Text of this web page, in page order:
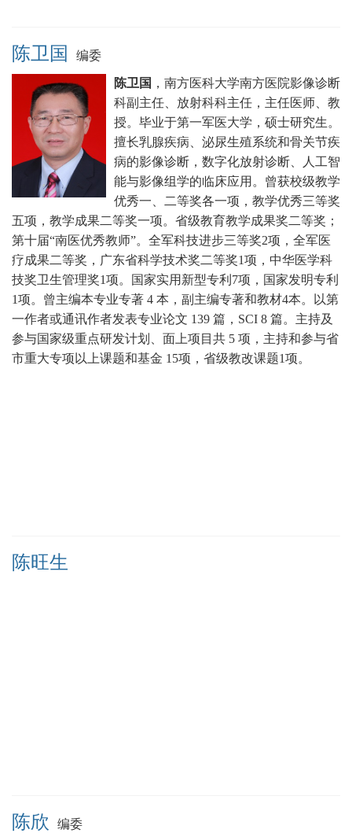
陈卫国 编委
陈卫国 ， 南方医科大学南方医院影像诊断
科副主任、放射科科主任，主任医师、教
授。毕业于第一军医大学，硕士研究生。
擅长乳腺疾病、泌尿生殖系统和骨关节疾
病的影像诊断，数字化放射诊断、人工智
能与影像组学的临床应用。 曾获校级教学
优秀一、二等奖各一项，教学优秀三等奖
五项，教学成果二等奖一项。省级教育教学成果奖二等奖；
第十届“南医优秀教师”。全军科技进步三等奖2项，全军医
疗成果二等奖，广东省科学技术奖二等奖1项，中华医学科
技奖卫生管理奖1项。国家实用新型专利7项，国家发明专利
1项。曾主编本专业专著 4 本，副主编专著和教材4本。以第
一作者或通讯作者发表专业论文 139 篇，SCI 8 篇。主持及
参与国家级重点研发计划、面上项目共 5 项，主持和参与省
市重大专项以上课题和基金 15项，省级教改课题1项。
陈旺生
陈欣 编委